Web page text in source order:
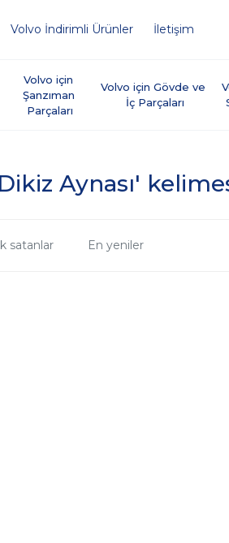
Volvo İndirimli Ürünler İletişim
Volvo için
Şanzıman
Parçaları
Volvo için Gövde ve
İç Parçaları
Aynası'
satanlar En yeniler